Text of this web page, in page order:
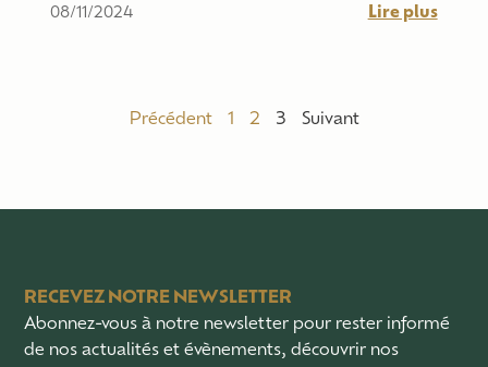
08/11/2024 Lire plus
Précédent 1 2 3 Suivant
RECEVEZ NOTRE NEWSLETTER
Abonnez-vous à notre newsletter pour rester informé
de nos actualités et évènements, découvrir nos